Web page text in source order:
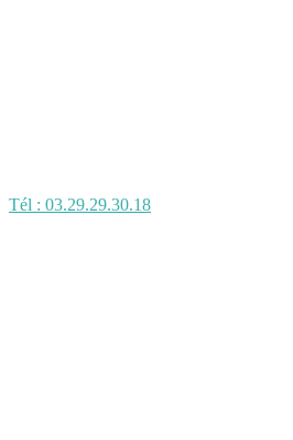
Tél : 03.29.29.30.18